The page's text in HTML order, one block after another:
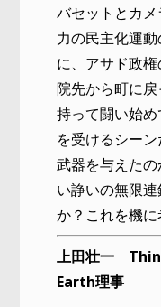
バセットとカ
力の民主化運
に、アサド政
院先から町に
持って闘い始
を受けるシー
武器を与えた
い諍いの無限
か？これを機に
上田壮一
Earth理事